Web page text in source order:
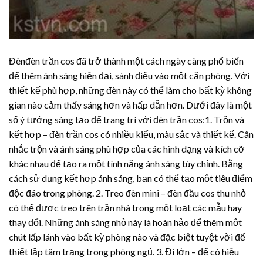
Đènđèn trần cos đã trở thành một cách ngày càng phổ biến
để thêm ánh sáng hiện đại, sành điệu vào một căn phòng. Với
thiết kế phù hợp, những đèn này có thể làm cho bất kỳ không
gian nào cảm thấy sáng hơn và hấp dẫn hơn. Dưới đây là một
số ý tưởng sáng tạo để trang trí với đèn trần cos:1. Trộn và
kết hợp – đèn trần cos có nhiều kiểu, màu sắc và thiết kế. Cân
nhắc trộn và ánh sáng phù hợp của các hình dạng và kích cỡ
khác nhau để tạo ra một tính năng ánh sáng tùy chỉnh. Bằng
cách sử dụng kết hợp ánh sáng, bạn có thể tạo một tiêu điểm
độc đáo trong phòng. 2. Treo đèn mini – đèn đầu cos thu nhỏ
có thể được treo trên trần nhà trong một loạt các mẫu hay
thay đổi. Những ánh sáng nhỏ này là hoàn hảo để thêm một
chút lấp lánh vào bất kỳ phòng nào và đặc biệt tuyệt vời để
thiết lập tâm trạng trong phòng ngủ. 3. Đi lớn – để có hiệu